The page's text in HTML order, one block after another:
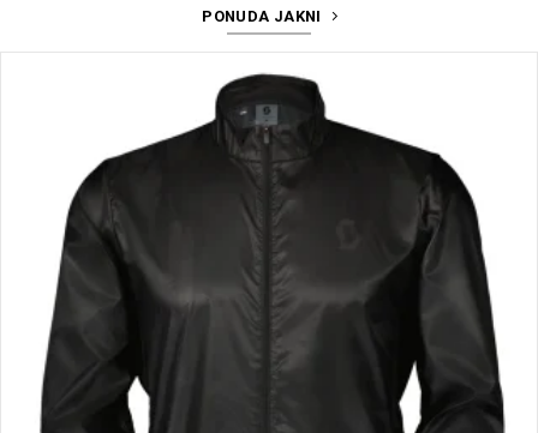
PONUDA JAKNI